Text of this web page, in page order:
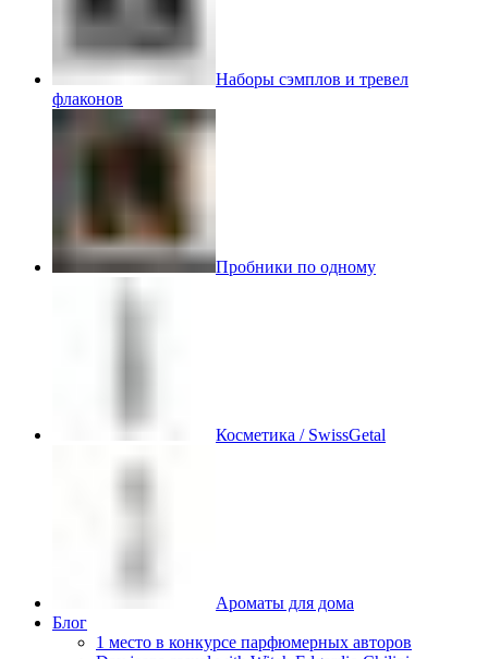
Наборы сэмплов и тревел
флаконов
Пробники по одному
Косметика / SwissGetal
Ароматы для дома
Блог
1 место в конкурсе парфюмерных авторов